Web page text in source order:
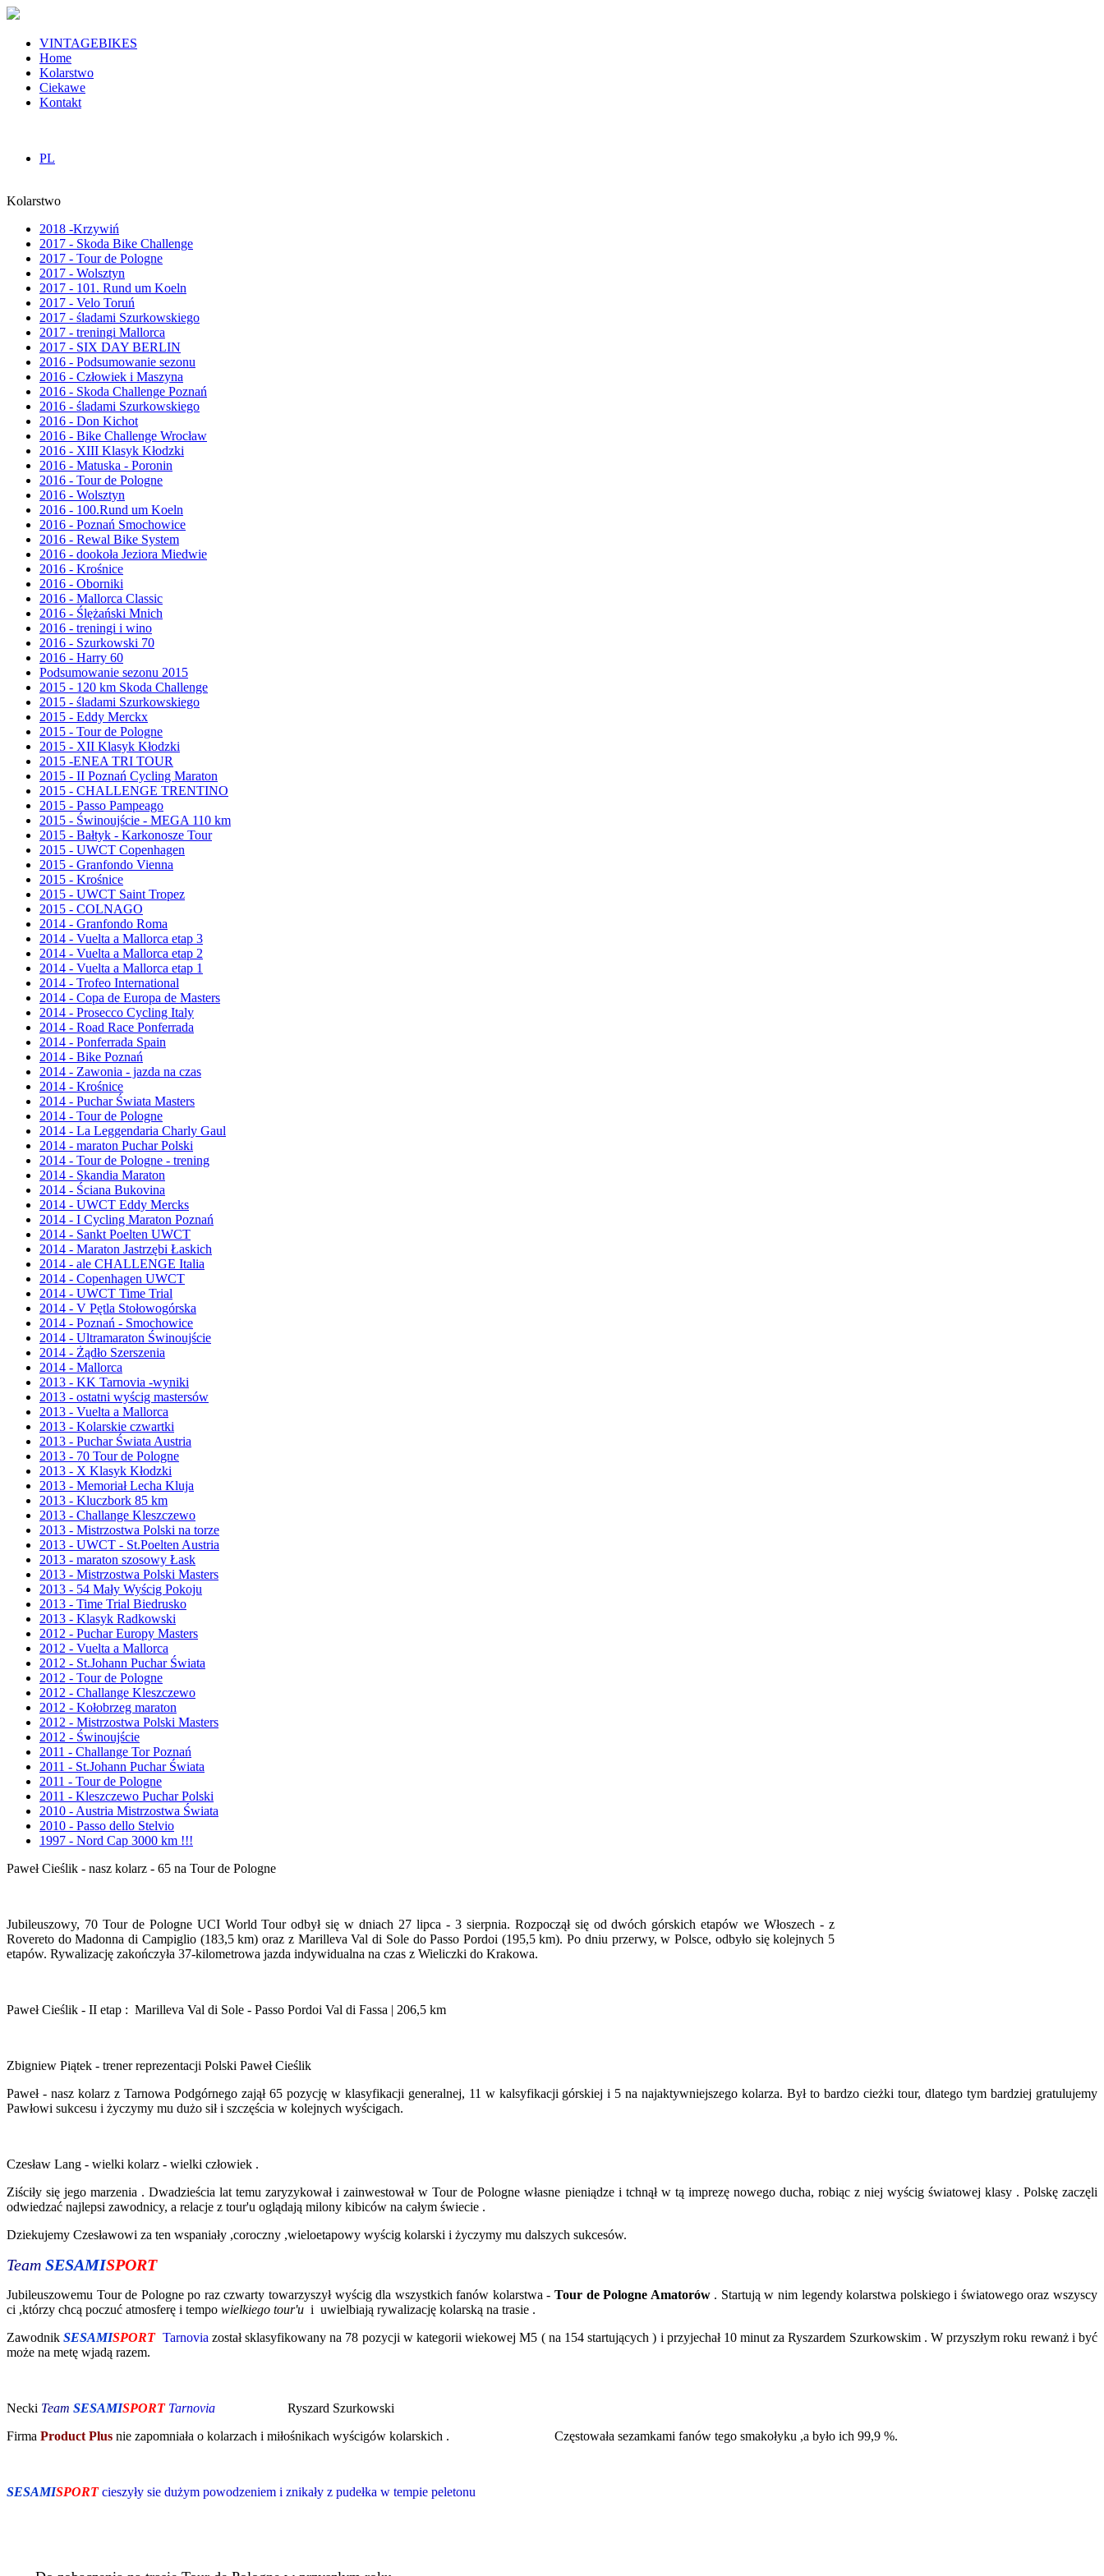
VINTAGEBIKES
Home
Kolarstwo
Ciekawe
Kontakt
PL
Kolarstwo
2018 -Krzywiń
2017 - Skoda Bike Challenge
2017 - Tour de Pologne
2017 - Wolsztyn
2017 - 101. Rund um Koeln
2017 - Velo Toruń
2017 - śladami Szurkowskiego
2017 - treningi Mallorca
2017 - SIX DAY BERLIN
2016 - Podsumowanie sezonu
2016 - Człowiek i Maszyna
2016 - Skoda Challenge Poznań
2016 - śladami Szurkowskiego
2016 - Don Kichot
2016 - Bike Challenge Wrocław
2016 - XIII Klasyk Kłodzki
2016 - Matuska - Poronin
2016 - Tour de Pologne
2016 - Wolsztyn
2016 - 100.Rund um Koeln
2016 - Poznań Smochowice
2016 - Rewal Bike System
2016 - dookoła Jeziora Miedwie
2016 - Krośnice
2016 - Oborniki
2016 - Mallorca Classic
2016 - Ślężański Mnich
2016 - treningi i wino
2016 - Szurkowski 70
2016 - Harry 60
Podsumowanie sezonu 2015
2015 - 120 km Skoda Challenge
2015 - śladami Szurkowskiego
2015 - Eddy Merckx
2015 - Tour de Pologne
2015 - XII Klasyk Kłodzki
2015 -ENEA TRI TOUR
2015 - II Poznań Cycling Maraton
2015 - CHALLENGE TRENTINO
2015 - Passo Pampeago
2015 - Świnoujście - MEGA 110 km
2015 - Bałtyk - Karkonosze Tour
2015 - UWCT Copenhagen
2015 - Granfondo Vienna
2015 - Krośnice
2015 - UWCT Saint Tropez
2015 - COLNAGO
2014 - Granfondo Roma
2014 - Vuelta a Mallorca etap 3
2014 - Vuelta a Mallorca etap 2
2014 - Vuelta a Mallorca etap 1
2014 - Trofeo International
2014 - Copa de Europa de Masters
2014 - Prosecco Cycling Italy
2014 - Road Race Ponferrada
2014 - Ponferrada Spain
2014 - Bike Poznań
2014 - Zawonia - jazda na czas
2014 - Krośnice
2014 - Puchar Świata Masters
2014 - Tour de Pologne
2014 - La Leggendaria Charly Gaul
2014 - maraton Puchar Polski
2014 - Tour de Pologne - trening
2014 - Skandia Maraton
2014 - Ściana Bukovina
2014 - UWCT Eddy Mercks
2014 - I Cycling Maraton Poznań
2014 - Sankt Poelten UWCT
2014 - Maraton Jastrzębi Łaskich
2014 - ale CHALLENGE Italia
2014 - Copenhagen UWCT
2014 - UWCT Time Trial
2014 - V Pętla Stołowogórska
2014 - Poznań - Smochowice
2014 - Ultramaraton Świnoujście
2014 - Żądło Szerszenia
2014 - Mallorca
2013 - KK Tarnovia -wyniki
2013 - ostatni wyścig mastersów
2013 - Vuelta a Mallorca
2013 - Kolarskie czwartki
2013 - Puchar Świata Austria
2013 - 70 Tour de Pologne
2013 - X Klasyk Kłodzki
2013 - Memoriał Lecha Kluja
2013 - Kluczbork 85 km
2013 - Challange Kleszczewo
2013 - Mistrzostwa Polski na torze
2013 - UWCT - St.Poelten Austria
2013 - maraton szosowy Łask
2013 - Mistrzostwa Polski Masters
2013 - 54 Mały Wyścig Pokoju
2013 - Time Trial Biedrusko
2013 - Klasyk Radkowski
2012 - Puchar Europy Masters
2012 - Vuelta a Mallorca
2012 - St.Johann Puchar Świata
2012 - Tour de Pologne
2012 - Challange Kleszczewo
2012 - Kołobrzeg maraton
2012 - Mistrzostwa Polski Masters
2012 - Świnoujście
2011 - Challange Tor Poznań
2011 - St.Johann Puchar Świata
2011 - Tour de Pologne
2011 - Kleszczewo Puchar Polski
2010 - Austria Mistrzostwa Świata
2010 - Passo dello Stelvio
1997 - Nord Cap 3000 km !!!
Paweł Cieślik - nasz kolarz - 65 na Tour de Pologne
Jubileuszowy, 70 Tour de Pologne UCI World Tour odbył się w dniach 27 lipca - 3 sierpnia. Rozpoczął się od dwóch górskich etapów we Włoszech - z
Rovereto do Madonna di Campiglio (183,5 km) oraz z Marilleva Val di Sole do Passo Pordoi (195,5 km). Po dniu przerwy, w Polsce, odbyło się kolejnych 5
etapów. Rywalizację zakończyła 37-kilometrowa jazda indywidualna na czas z Wieliczki do Krakowa.
Paweł Cieślik - II etap : Marilleva Val di Sole - Passo Pordoi Val di Fassa | 206,5 km
Zbigniew Piątek - trener reprezentacji Polski Paweł Cieślik
Paweł - nasz kolarz z Tarnowa Podgórnego zajął 65 pozycję w klasyfikacji generalnej, 11 w kalsyfikacji górskiej i 5 na najaktywniejszego kolarza. Był to bardzo cieżki tour, dlatego tym bardziej gratulujemy
Pawłowi sukcesu i życzymy mu dużo sił i szczęścia w kolejnych wyścigach.
Czesław Lang - wielki kolarz - wielki człowiek .
Ziściły się jego marzenia . Dwadzieścia lat temu zaryzykował i zainwestował w Tour de Pologne własne pieniądze i tchnął w tą imprezę nowego ducha, robiąc z niej wyścig światowej klasy . Polskę zaczęli
odwiedzać najlepsi zawodnicy, a relacje z tour'u oglądają milony kibiców na całym świecie .
Dziekujemy Czesławowi za ten wspaniały ,coroczny ,wieloetapowy wyścig kolarski i życzymy mu dalszych sukcesów.
Team SESAMISPORT
Jubileuszowemu Tour de Pologne po raz czwarty towarzyszył wyścig dla wszystkich fanów kolarstwa - Tour de Pologne Amatorów . Startują w nim legendy kolarstwa polskiego i światowego oraz wszyscy
ci ,którzy chcą poczuć atmosferę i tempo wielkiego tour'u i uwielbiają rywalizację kolarską na trasie .
ZawodnikSESAMISPORT Tarnovia został sklasyfikowany na 78 pozycji w kategorii wiekowej M5 ( na 154 startujących ) i przyjechał 10 minut za Ryszardem Szurkowskim . W przyszłym roku rewanż i być
może na metę wjadą razem.
Necki Team SESAMISPORT Tarnovia Ryszard Szurkowski
Firma Product Plus nie zapomniała o kolarzach i miłośnikach wyścigów kolarskich . Częstowała sezamkami fanów tego smakołyku ,a było ich 99,9 %.
SESAMISPORTcieszyły sie dużym powodzeniem i znikały z pudełka w tempie peletonu